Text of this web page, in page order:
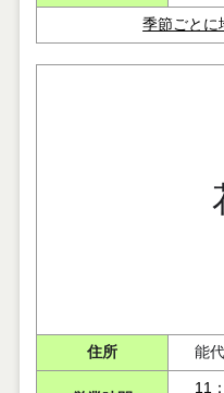
季節ごとに
住所 能
11